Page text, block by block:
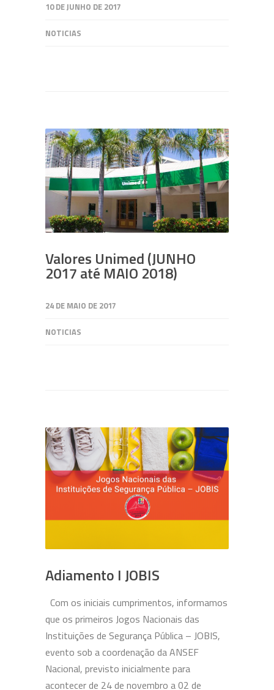
10 DE JUNHO DE 2017
NOTICIAS
Valores Unimed (JUNHO
2017 até MAIO 2018)
24 DE MAIO DE 2017
NOTICIAS
Adiamento I JOBIS
Com os iniciais cumprimentos, informamos
que os primeiros Jogos Nacionais das
Instituições de Segurança Pública – JOBIS,
evento sob a coordenação da ANSEF
Nacional, previsto inicialmente para
acontecer de 24 de novembro a 02 de